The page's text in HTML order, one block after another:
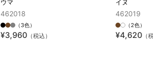
ウマ
462018
（3色）
¥3,960 （税込）
イヌ
462019
（2色）
¥4,620（